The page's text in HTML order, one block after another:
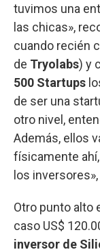
tuvimos una
las chicas»,
cuando recién
de Tryolabs) y
500 Startups
de ser una
otro nivel,
Además, ellos
físicamente
los
Otro punto alto
caso US$
inversor de